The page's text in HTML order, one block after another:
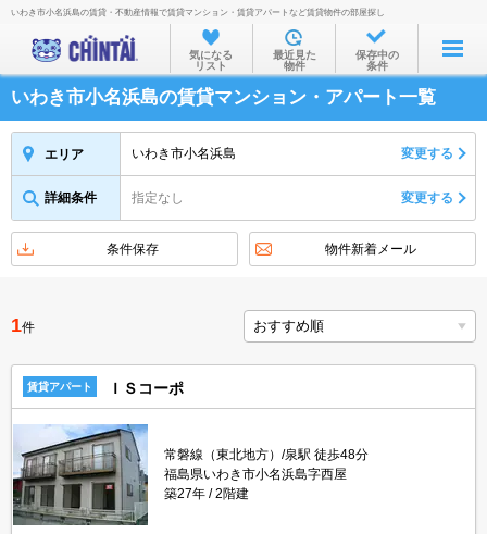
お部屋を探す
沿線・駅から
住所から
家賃相場から
物件特集から
不動産会社から
TOP
いわき市小名浜島の賃貸・不動産情報で賃貸マンション・賃貸アパートなど賃貸物件の部屋探し
気になる
リスト
最近見た
物件
保存中の
条件
いわき市小名浜島の賃貸マンション・アパート一覧
エリア いわき市小名浜島 変更する
詳細条件 指定なし 変更する
条件保存 物件新着メール
1件
賃貸アパート ＩＳコーポ
常磐線（東北地方）/泉駅 徒歩48分
福島県いわき市小名浜島字西屋
築27年
2階建